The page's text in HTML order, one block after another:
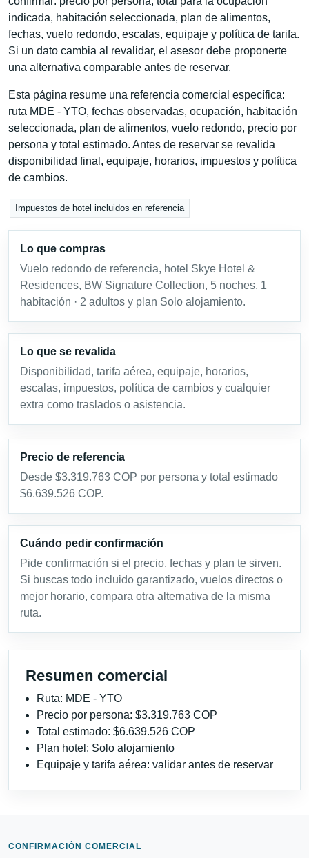
indicada, habitación seleccionada, plan de alimentos,
fechas, vuelo redondo, escalas, equipaje y política de tarifa.
Si un dato cambia al revalidar, el asesor debe proponerte
una alternativa comparable antes de reservar.
Esta página resume una referencia comercial específica:
ruta MDE - YTO, fechas observadas, ocupación, habitación
seleccionada, plan de alimentos, vuelo redondo, precio por
persona y total estimado. Antes de reservar se revalida
disponibilidad final, equipaje, horarios, impuestos y política
de cambios.
Impuestos de hotel incluidos en referencia
Lo que compras
Vuelo redondo de referencia, hotel Skye Hotel &
Residences, BW Signature Collection, 5 noches, 1
habitación · 2 adultos y plan Solo alojamiento.
Lo que se revalida
Disponibilidad, tarifa aérea, equipaje, horarios,
escalas, impuestos, política de cambios y cualquier
extra como traslados o asistencia.
Precio de referencia
Desde $3.319.763 COP por persona y total estimado
$6.639.526 COP.
Cuándo pedir confirmación
Pide confirmación si el precio, fechas y plan te sirven.
Si buscas todo incluido garantizado, vuelos directos o
mejor horario, compara otra alternativa de la misma
ruta.
Resumen comercial
Ruta: MDE - YTO
Precio por persona: $3.319.763 COP
Total estimado: $6.639.526 COP
Plan hotel: Solo alojamiento
Equipaje y tarifa aérea: validar antes de reservar
CONFIRMACIÓN COMERCIAL